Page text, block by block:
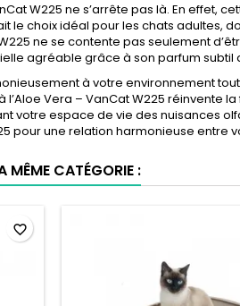
W225 ne s’arrête pas là. En effet,
le choix idéal pour les chats adultes,
ne se contente pas seulement
agréable grâce à son parfum subtil
à votre environnement
Vera – VanCat W225 réinvente
votre espace de vie des nuisances
pour une relation harmonieuse entre
MÊME CATÉGORIE :
favorite_border